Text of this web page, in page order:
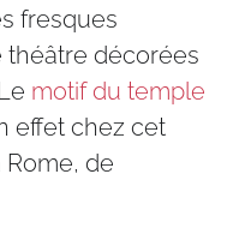
fresques
théâtre décorées
motif du temple
effet chez cet
de